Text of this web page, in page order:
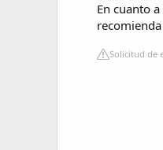
En cuanto
Solicitud de